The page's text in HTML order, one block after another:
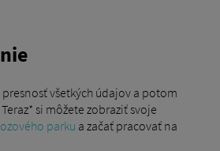
všetkých údajov a potom
si môžete zobraziť svoje
parku a začať pracovať na